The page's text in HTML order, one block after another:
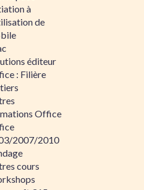
à
de
éditeur
: Filière
Office
2007/2010
cours